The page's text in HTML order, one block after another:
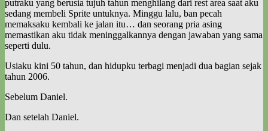
putraku yang berusia tujuh tahun menghilang dari rest area saat aku
sedang membeli Sprite untuknya. Minggu lalu, ban pecah
memaksaku kembali ke jalan itu… dan seorang pria asing
memastikan aku tidak meninggalkannya dengan jawaban yang sama
seperti dulu.
Usiaku kini 50 tahun, dan hidupku terbagi menjadi dua bagian sejak
tahun 2006.
Sebelum Daniel.
Dan setelah Daniel.